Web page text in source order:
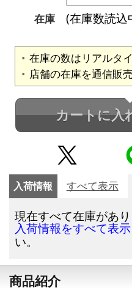
在庫
(在庫数読込
在庫の数はリアルタ
店舗の在庫を通信販
カートに入
入荷情報 すべて表示
現在すべて在庫があり
入荷情報をすべて表示
い。
商品紹介